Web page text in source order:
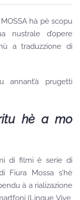
hà pè scopu
nustrale d’opere
a traduzzione di
annant’à prugetti
hè a mo
di filmi è serie di
Fiura Mossa s’hè
à a rializazione
(Lingue Vive,